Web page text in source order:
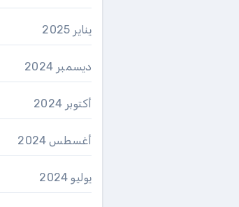
يناير 2025
ديسمبر 2024
أكتوبر 2024
أغسطس 2024
يوليو 2024